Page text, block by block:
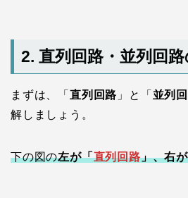
2. 直列回路・並列回
まずは、「 直列回路 」と「 並列
解しましょう。
下の図の左が「直列回路」、右